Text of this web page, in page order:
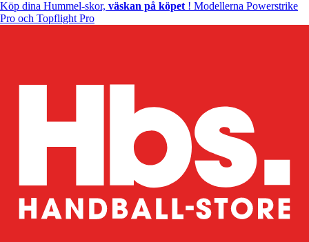
Köp dina Hummel-skor, väskan på köpet ! Modellerna Powerstrike
Pro och Topflight Pro